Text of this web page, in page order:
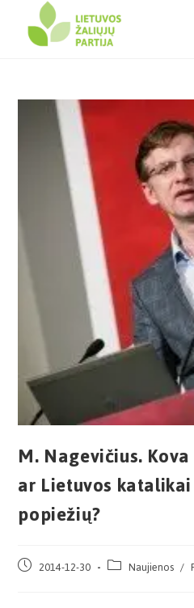
M. Nagevičius.
ar Lietuvos
popiežių?
2014-12-30 Naujienos /